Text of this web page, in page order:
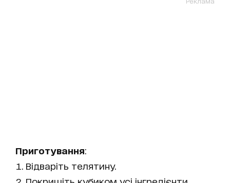
Приготування:
Відваріть телятину.
Покришіть кубиком усі інгредієнти.